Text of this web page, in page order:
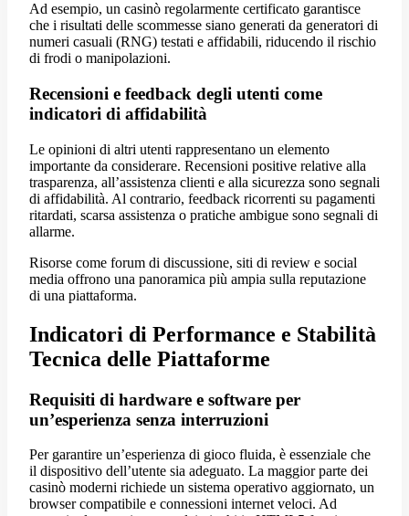
Ad esempio, un casinò regolarmente certificato garantisce
che i risultati delle scommesse siano generati da generatori di
numeri casuali (RNG) testati e affidabili, riducendo il rischio
di frodi o manipolazioni.
Recensioni e feedback degli utenti come
indicatori di affidabilità
Le opinioni di altri utenti rappresentano un elemento
importante da considerare. Recensioni positive relative alla
trasparenza, all’assistenza clienti e alla sicurezza sono segnali
di affidabilità. Al contrario, feedback ricorrenti su pagamenti
ritardati, scarsa assistenza o pratiche ambigue sono segnali di
allarme.
Risorse come forum di discussione, siti di review e social
media offrono una panoramica più ampia sulla reputazione
di una piattaforma.
Indicatori di Performance e Stabilità
Tecnica delle Piattaforme
Requisiti di hardware e software per
un’esperienza senza interruzioni
Per garantire un’esperienza di gioco fluida, è essenziale che
il dispositivo dell’utente sia adeguato. La maggior parte dei
casinò moderni richiede un sistema operativo aggiornato, un
browser compatibile e connessioni internet veloci. Ad